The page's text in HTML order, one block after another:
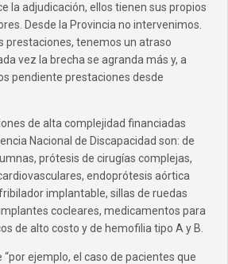
la adjudicación, ellos tienen sus propios
Desde la Provincia no intervenimos.
prestaciones, tenemos un atraso
vez la brecha se agranda más y, a
pendiente prestaciones desde
de alta complejidad financiadas
Nacional de Discapacidad son: de
prótesis de cirugías complejas,
endoprótesis aórtica
implantable, sillas de ruedas
cocleares, medicamentos para
de alto costo y de hemofilia tipo A y B.
ejemplo, el caso de pacientes que